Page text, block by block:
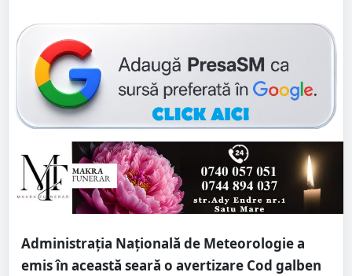
Administrația Națională de Meteorologie a
emis în această seară o avertizare Cod galben